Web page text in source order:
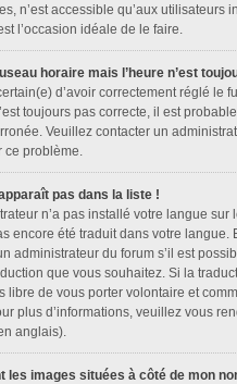
n’est accessible qu’aux utilisateurs
l’occasion idéale de le faire.
horaire mais l’heure n’est
d’avoir correctement réglé le
toujours pas correcte, il est
Veuillez contacter un
ce problème.
pas dans la liste !
n’a pas installé votre langue sur
encore été traduit dans votre langue.
administrateur du forum s’il est
que vous souhaitez. Si la
libre de vous porter volontaire et
plus d’informations, veuillez vous
anglais).
les images situées à côté de mon